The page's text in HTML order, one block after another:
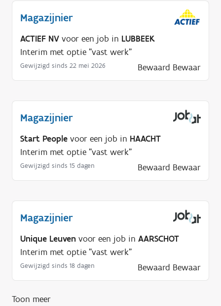
Magazijnier
ACTIEF NV voor een job in LUBBEEK
Interim met optie "vast werk"
Gewijzigd sinds 22 mei 2026 Bewaard Bewaar
Magazijnier
Start People voor een job in HAACHT
Interim met optie "vast werk"
Gewijzigd sinds 15 dagen Bewaard Bewaar
Magazijnier
Unique Leuven voor een job in AARSCHOT
Interim met optie "vast werk"
Gewijzigd sinds 18 dagen Bewaard Bewaar
Toon meer